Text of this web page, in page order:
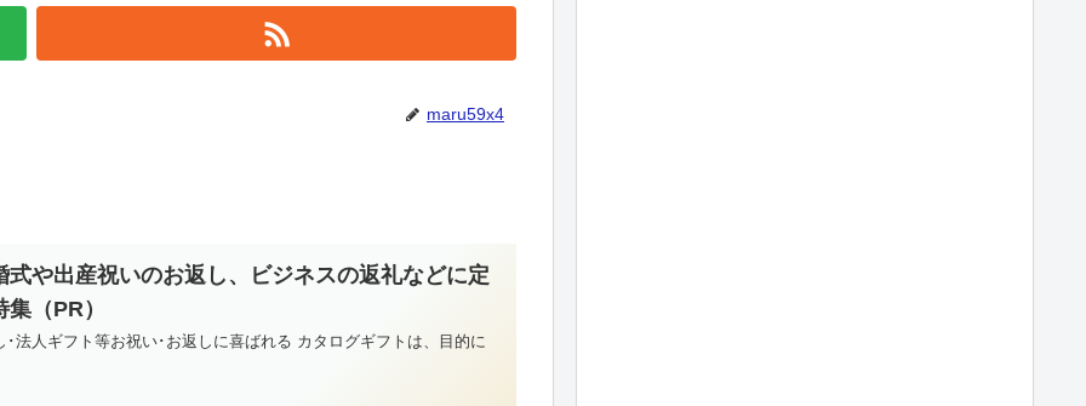
maru59x4
や出産祝いのお返し、ビジネスの返礼などに定
（PR）
法人ギフト等お祝い･お返しに喜ばれる カタログギフトは、目的に